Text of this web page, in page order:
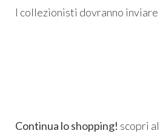
I collezionisti dovranno
Continua lo shopping! scopri